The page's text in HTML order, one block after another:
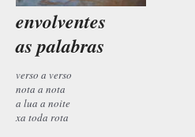
envolventes
as palabras
verso a verso
nota a nota
a lua a noite
xa toda rota